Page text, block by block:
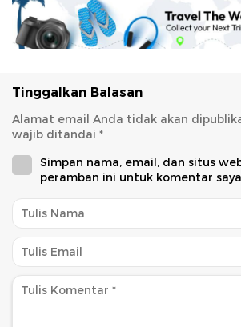
Tinggalkan Balasan
Alamat email Anda tidak akan
wajib ditandai *
Simpan nama, email, dan situs
peramban ini untuk komentar